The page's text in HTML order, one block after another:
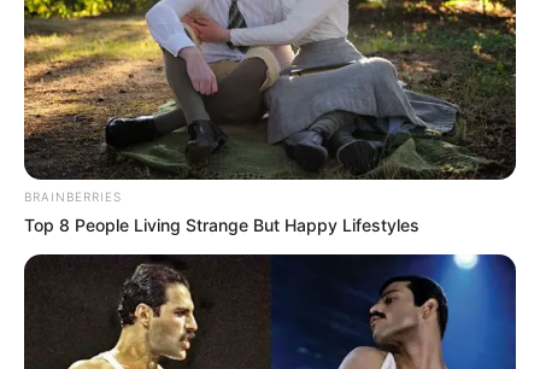
BRAINBERRIES
Top 8 People Living Strange But Happy Lifestyles